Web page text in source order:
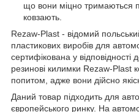
що вони міцно тримаються
ковзають.
Rezaw-Plast - відомий
пластикових виробів для
сертифікована у
резинові килимки Rezaw-Plast
попитом, адже вони дійсно
Даний товар підходить для
європейського ринку. На